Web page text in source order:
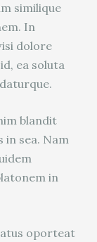
similique
In
dolore
ea soluta
blandit
sea. Nam
in
oporteat